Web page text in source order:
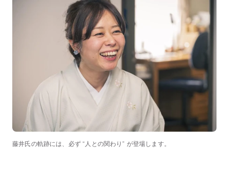
藤井氏の軌跡には、必ず “人との関わり” が登場します。